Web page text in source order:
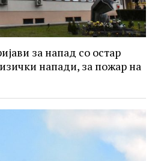
за напад со остар
напади, за пожар на